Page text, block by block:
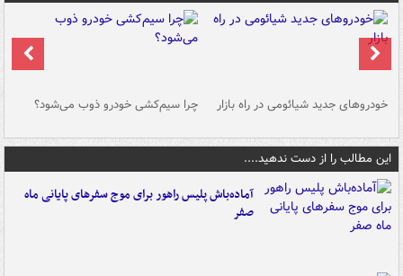
خودروهای جدید شیائومی در راه بازار چرا سیم‌کشی خودرو ذوب می‌شود؟
این مطالب را از دست ندهید....
آماده‌باش پلیس راهور برای موج سفرهای پایانی ماه
صفر